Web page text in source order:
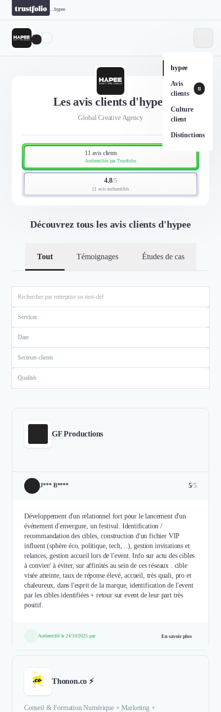
hypee
hypee
Avis
clients
11
Culture
client
Distinctions
Les avis clients d'hypee
Global Creative Agency
11 avis clients
Authentifiés par Trustfolio
4.8/5
11 avis authentifiés
Découvrez tous les avis clients d'hypee
Tout Témoignages Études de cas
Services
Date
Secteurs clients
Qualités
GF Productions
J*** B**** 5/5
Développement d'un relationnel fort pour le lancement d'un
événement d'envergure, un festival. Identification /
recommandation des cibles, construction d'un fichier VIP
influent (sphère éco, politique, tech, ..), gestion invitations et
relances, gestion accueil lors de l'event. Info sur actu des cibles
à convier/ à éviter, sur affinités au sein de ces réseaux . cible
visée atteinte, taux de réponse élevé, accueil, très quali, pro et
chaleureux, dans l'esprit de la marque, identification de l'event
par les cibles identifiées + retour sur event de leur part très
positif.
Authentifié le 24/10/2025 par En savoir plus
Thonon.co ⚡
Conseil & Formation Numérique + Marketing +